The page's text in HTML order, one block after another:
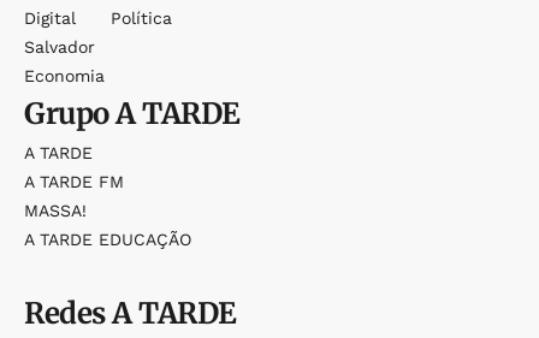
Digital
Salvador
Economia
Política
GrupoA TARDE
A TARDE
A TARDE FM
MASSA!
A TARDE EDUCAÇÃO
RedesA TARDE